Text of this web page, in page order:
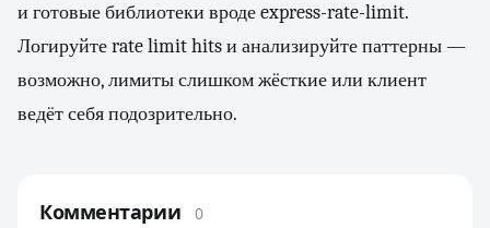
и готовые библиотеки вроде express-rate-limit.
Логируйте rate limit hits и анализируйте паттерны —
возможно, лимиты слишком жёсткие или клиент
ведёт себя подозрительно.
Комментарии 0